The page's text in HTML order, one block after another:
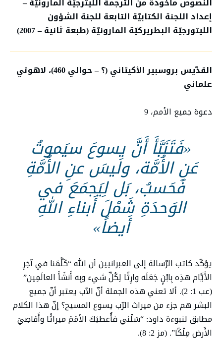
إعداد اللجنة الكتابيّة التابعة للجنة الشؤون
الليتورجيّة البطريركيّة المارونيّة (طبعة ثانية – 2007)
القدّيس بروسبير الأكيتاني (؟ – حوالي 460)، لاهوتي
علماني
دعوة جميع الأمم، 9
«فَتَنَبَّأَ أَنَّ يسوعَ سيَموتُ
عَنِ الأُمَّة، ولَيسَ عنِ الأُمَّةِ
فَحَسبُ، بَل لِيَجمَعَ في
الوَحدَةِ شَمْلَ أَبناءِ اللهِ
أَيضاً»
يؤكّد كاتب الرّسالة إلى العبرانيين أن الله “كَلَّمَنا في آخِرِ
الأَيَّام هذِه بِابْنٍ جَعَلَه وارِثًا لِكُلِّ شيء وبِه أَنشَأَ العالَمِين”
(عب 1: 2). ألا تعني هذه الجملة أنّ الآب يعتبر أنّ جميع
البشر هم جزء من ميراث الرّب يسوع المسيح؟ إنّ هذا الكلام
مطابق لنبوءة داود: “سَلْني فأُعطيَكَ الأمَمَ ميراثًا وأَقاصِيَ
الأَرض مِلْكًا”. (مز 2: 8).